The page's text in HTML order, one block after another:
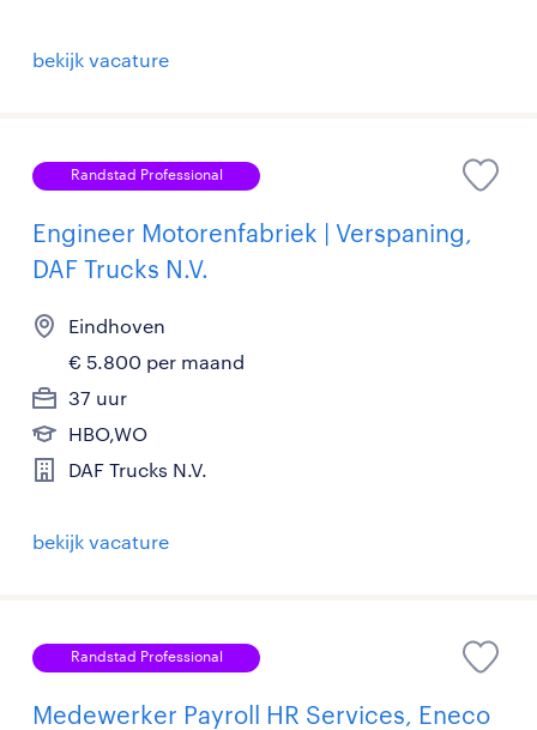
bekijk vacature
Randstad Professional
Engineer Motorenfabriek | Verspaning,
DAF Trucks N.V.
Eindhoven
€ 5.800 per maand
37 uur
HBO,WO
DAF Trucks N.V.
bekijk vacature
Randstad Professional
Medewerker Payroll HR Services, Eneco